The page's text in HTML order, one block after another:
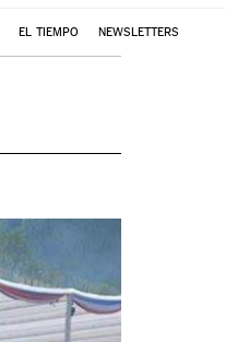
EL TIEMPO NEWSLETTERS